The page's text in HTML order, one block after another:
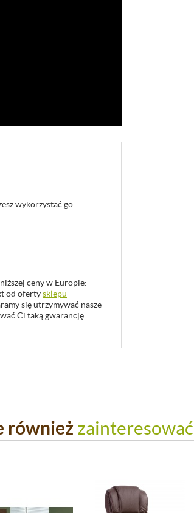
wykorzystać go
ceny w Europie:
od ofertysklepu
się utrzymywać nasze
Ci taką gwarancję.
również zainteresować